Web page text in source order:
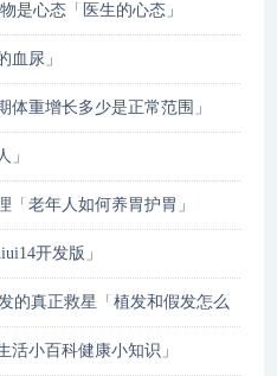
是心态「医生的心态」
血尿」
重增长多少是正常范围」
」
「老年人如何养胃护胃」
开发版」
的真正救星「植发和假发怎么
活小百科健康小知识」